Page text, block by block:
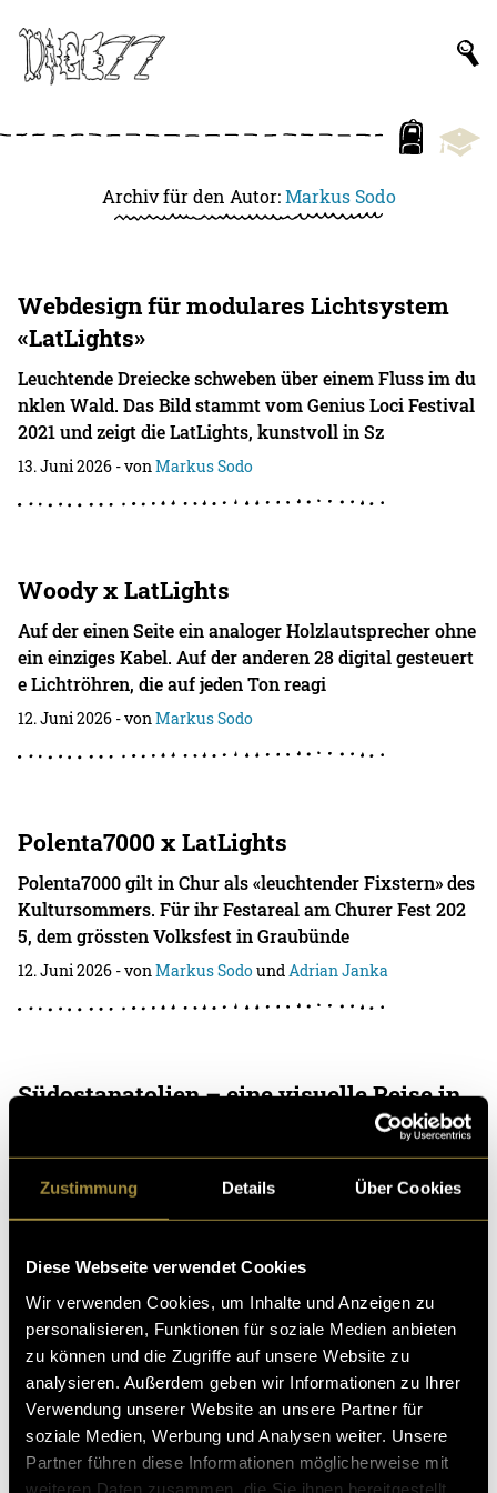
Zustimmung Details Über Cookies
Diese Webseite verwendet Cookies
Wir verwenden Cookies, um Inhalte und Anzeigen zu
personalisieren, Funktionen für soziale Medien anbieten
zu können und die Zugriffe auf unsere Website zu
analysieren. Außerdem geben wir Informationen zu Ihrer
Verwendung unserer Website an unsere Partner für
soziale Medien, Werbung und Analysen weiter. Unsere
Partner führen diese Informationen möglicherweise mit
weiteren Daten zusammen, die Sie ihnen bereitgestellt
Archiv für den Autor:Markus Sodo
Webdesign für modulares Lichtsystem
«LatLights»
Leuchtende Dreiecke schweben über einem Fluss im du
nklen Wald. Das Bild stammt vom Genius Loci Festival
2021 und zeigt die LatLights, kunstvoll in Sz
13. Juni 2026 - vonMarkus Sodo
Woody x LatLights
Auf der einen Seite ein analoger Holzlautsprecher ohne
ein einziges Kabel. Auf der anderen 28 digital gesteuert
e Lichtröhren, die auf jeden Ton reagi
12. Juni 2026 - vonMarkus Sodo
Polenta7000 x LatLights
Polenta7000 gilt in Chur als «leuchtender Fixstern» des
Kultursommers. Für ihr Festareal am Churer Fest 202
5, dem grössten Volksfest in Graubünde
12. Juni 2026 - vonMarkus SodoundAdrian Janka
Südostanatolien – eine visuelle Reise in
ren Ort – nach Südostanatolien. Seit nun fast 20 Jahre
n reise ich regelmässig in die Heimat
Ich verwandle meine Freunde für einen
Tag in Zombies…
…war usprünglich der Plan für mein Projekt «Zombiela
nd». Was als spontane Idee begann, entwickelte sich zu